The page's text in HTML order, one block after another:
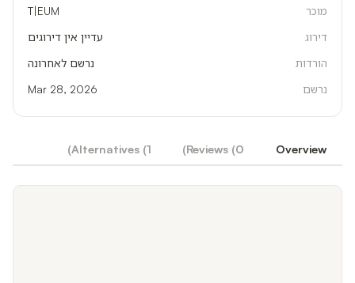
Overview
Reviews (0
)
Alternatives (1
)
מוכר
T|EUM
דירוג
עדיין אין דירוגים
הורדות
נרשם לאחרונה
נרשם
Mar 28, 2026